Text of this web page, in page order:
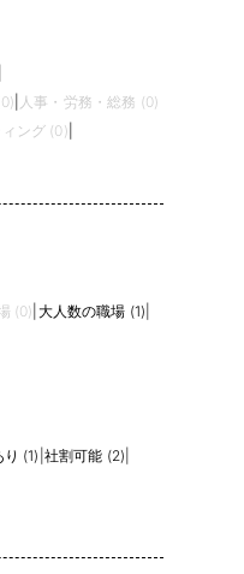
人事・労務・総務 (0)
ング (0)
(0) 大人数の職場 (1)
(1) 社割可能 (2)